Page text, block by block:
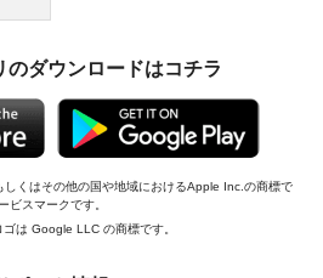
のダウンロードはコチラ
くはその他の国や地域におけるApple Inc.の商標で
スマークです。
は Google LLC の商標です。